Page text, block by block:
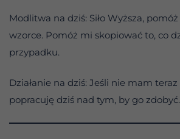
Modlitwa na dziś: Siło Wyższa,
wzorce. Pomóż mi skopiować to, co
przypadku.
Działanie na dziś: Jeśli nie mam teraz
popracuję dziś nad tym, by go zdobyć.